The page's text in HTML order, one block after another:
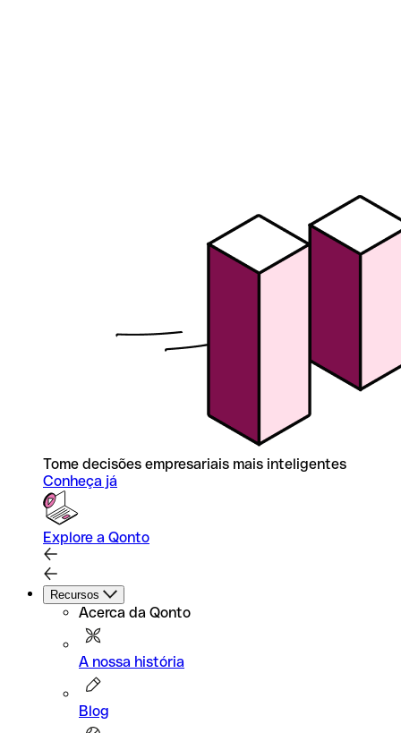
Tome decisões empresariais mais inteligentes
Conheça já
Explore a Qonto
Recursos
Acerca da Qonto
A nossa história
Blog